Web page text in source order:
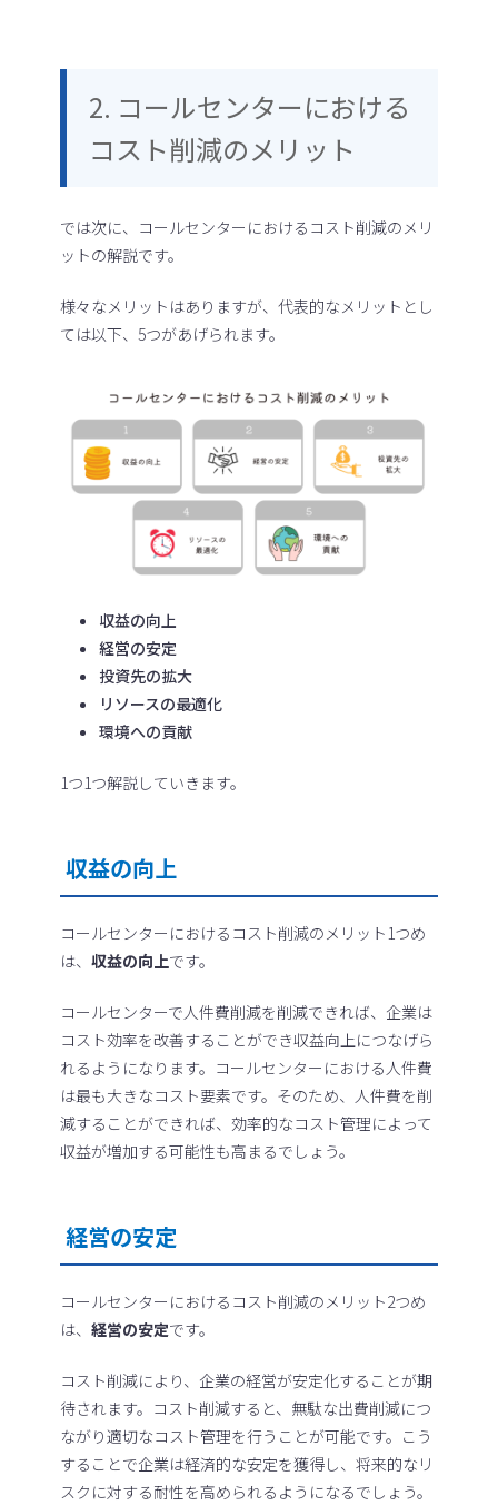
2. コールセンターにおける
コスト削減のメリット
では次に、コールセンターにおけるコスト削減のメリ
ットの解説です。
様々なメリットはありますが、代表的なメリットとし
ては以下、5つがあげられます。
収益の向上
経営の安定
投資先の拡大
リソースの最適化
環境への貢献
1つ1つ解説していきます。
収益の向上
コールセンターにおけるコスト削減のメリット1つめ
は、収益の向上です。
コールセンターで人件費削減を削減できれば、企業は
コスト効率を改善することができ収益向上につなげら
れるようになります。コールセンターにおける人件費
は最も大きなコスト要素です。そのため、人件費を削
減することができれば、効率的なコスト管理によって
収益が増加する可能性も高まるでしょう。
経営の安定
コールセンターにおけるコスト削減のメリット2つめ
は、経営の安定です。
コスト削減により、企業の経営が安定化することが期
待されます。コスト削減すると、無駄な出費削減につ
ながり適切なコスト管理を行うことが可能です。こう
することで企業は経済的な安定を獲得し、将来的なリ
スクに対する耐性を高められるようになるでしょう。